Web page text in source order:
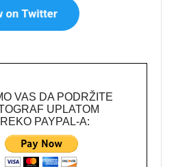
VAS DA PODRŽITE
UPLATOM
PAYPAL-A: